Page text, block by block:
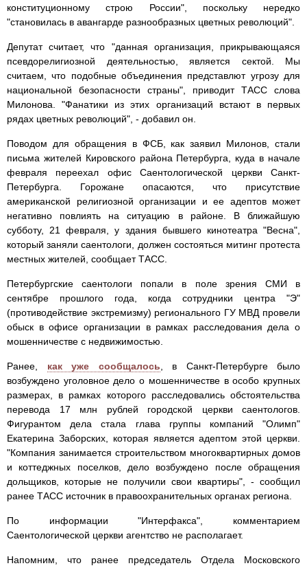
конституционному строю России", поскольку нередко
"становилась в авангарде разнообразных цветных революций".
Депутат считает, что "данная организация, прикрывающаяся
псевдорелигиозной деятельностью, является сектой. Мы
считаем, что подобные объединения представлют угрозу для
национальной безопасности страны", приводит ТАСС слова
Милонова. "Фанатики из этих организаций встают в первых
рядах цветных революций", - добавил он.
Поводом для обращения в ФСБ, как заявил Милонов, стали
письма жителей Кировского района Петербурга, куда в начале
февраля переехал офис Саентологической церкви Санкт-
Петербурга. Горожане опасаются, что присутствие
американской религиозной организации и ее адептов может
негативно повлиять на ситуацию в районе. В ближайшую
субботу, 21 февраля, у здания бывшего кинотеатра "Весна",
который заняли саентологи, должен состояться митинг протеста
местных жителей, сообщает ТАСС.
Петербургские саентологи попали в поле зрения СМИ в
сентябре прошлого года, когда сотрудники центра "Э"
(противодействие экстремизму) регионального ГУ МВД провели
обыск в офисе организации в рамках расследования дела о
мошенничестве с недвижимостью.
Ранее, как уже сообщалось , в Санкт-Петербурге было
возбуждено уголовное дело о мошенничестве в особо крупных
размерах, в рамках которого расследовались обстоятельства
перевода 17 млн рублей городской церкви саентологов.
Фигурантом дела стала глава группы компаний "Олимп"
Екатерина Заборских, которая является адептом этой церкви.
"Компания занимается строительством многоквартирных домов
и коттеджных поселков, дело возбуждено после обращения
дольщиков, которые не получили свои квартиры", - сообщил
ранее ТАСС источник в правоохранительных органах региона.
По информации "Интерфакса", комментарием
Саентологической церкви агентство не располагает.
Напомним, что ранее председатель Отдела Московского